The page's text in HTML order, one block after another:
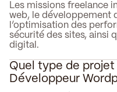
Les missions freelance
web, le développement
l’optimisation des
sécurité des sites, ainsi
digital.
Quel type de
Développeur